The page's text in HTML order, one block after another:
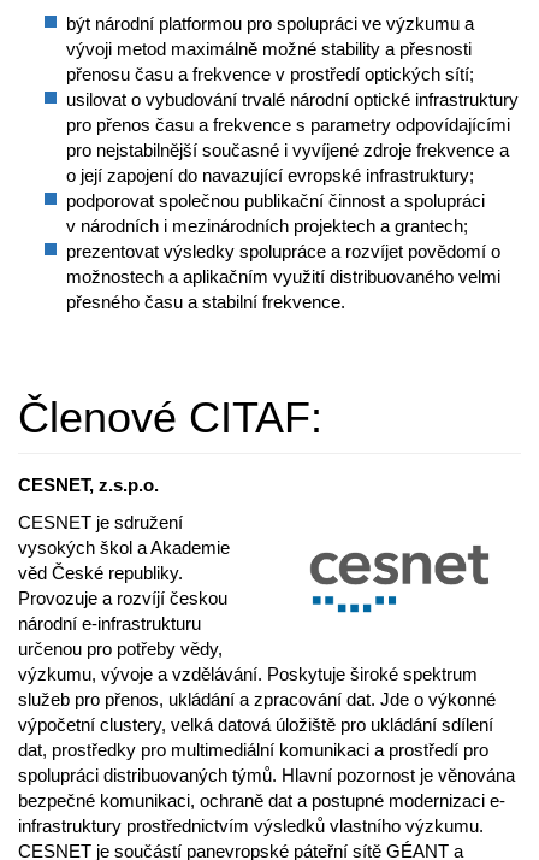
být národní platformou pro spolupráci ve výzkumu a
vývoji metod maximálně možné stability a přesnosti
přenosu času a frekvence v prostředí optických sítí;
usilovat o vybudování trvalé národní optické infrastruktury
pro přenos času a frekvence s parametry odpovídajícími
pro nejstabilnější současné i vyvíjené zdroje frekvence a
o její zapojení do navazující evropské infrastruktury;
podporovat společnou publikační činnost a spolupráci
v národních i mezinárodních projektech a grantech;
prezentovat výsledky spolupráce a rozvíjet povědomí o
možnostech a aplikačním využití distribuovaného velmi
přesného času a stabilní frekvence.
Členové CITAF:
CESNET, z.s.p.o.
CESNET je sdružení
vysokých škol a Akademie
věd České republiky.
Provozuje a rozvíjí českou
národní e-infrastrukturu
určenou pro potřeby vědy,
výzkumu, vývoje a vzdělávání. Poskytuje široké spektrum
služeb pro přenos, ukládání a zpracování dat. Jde o výkonné
výpočetní clustery, velká datová úložiště pro ukládání sdílení
dat, prostředky pro multimediální komunikaci a prostředí pro
spolupráci distribuovaných týmů. Hlavní pozornost je věnována
bezpečné komunikaci, ochraně dat a postupné modernizaci e-
infrastruktury prostřednictvím výsledků vlastního výzkumu.
CESNET je součástí panevropské páteřní sítě GÉANT a